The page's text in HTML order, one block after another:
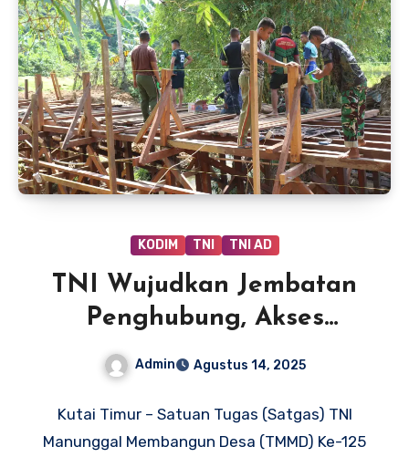
KODIM TNI TNI AD
TNI Wujudkan Jembatan
Penghubung, Akses
Ekonomi Desa Kutai Timur
Admin Agustus 14, 2025
Kutai Timur – Satuan Tugas (Satgas) TNI
Manunggal Membangun Desa (TMMD) Ke-125